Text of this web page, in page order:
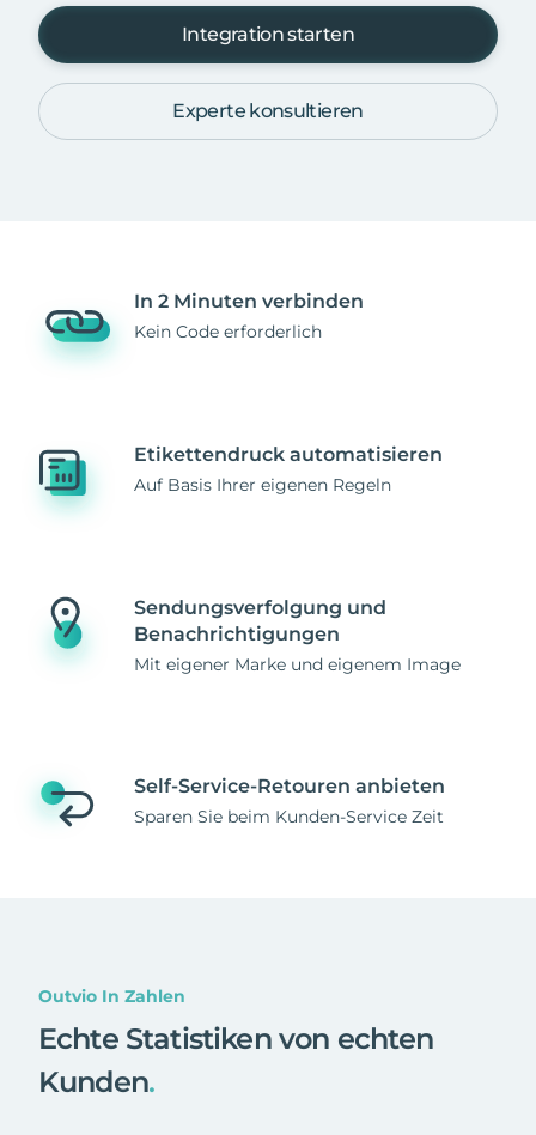
Integration starten
Experte konsultieren
In 2 Minuten verbinden
Kein Code erforderlich
Etikettendruck automatisieren
Auf Basis Ihrer eigenen Regeln
Sendungsverfolgung und
Benachrichtigungen
Mit eigener Marke und eigenem Image
Self-Service-Retouren anbieten
Sparen Sie beim Kunden-Service Zeit
Outvio In Zahlen
Echte Statistiken von echten
Kunden.